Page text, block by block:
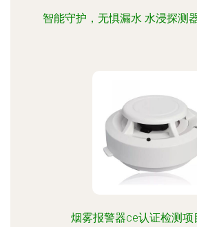
智能守护，无惧漏水 水浸探测
烟雾报警器ce认证检测项